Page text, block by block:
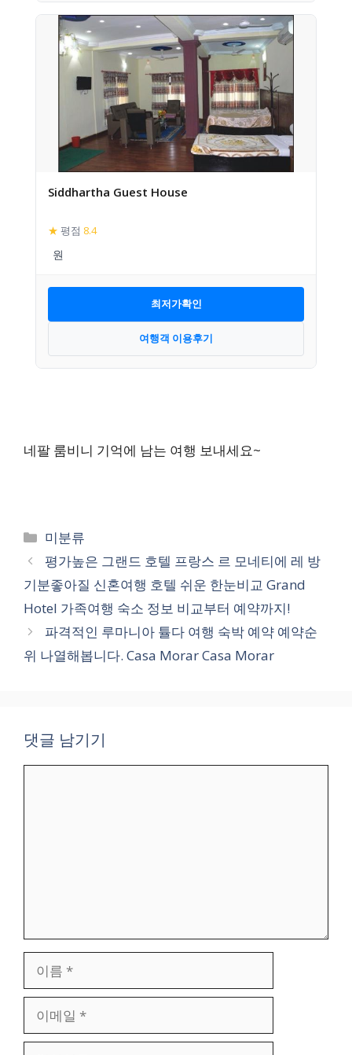
Siddhartha Guest House
★ 평점 8.4
최저가확인
여행객 이용후기
네팔 룸비니 기억에 남는 여행 보내세요~
카
테
고
리
미분류
평가높은 그랜드 호텔 프랑스 르 모네티에 레 방
기분좋아질 신혼여행 호텔 쉬운 한눈비교 Grand
Hotel 가족여행 숙소 정보 비교부터 예약까지!
파격적인 루마니아 튤다 여행 숙박 예약 예약순
위 나열해봅니다. Casa Morar Casa Morar
댓글 남기기
일